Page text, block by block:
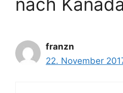
r
franzn
22. November